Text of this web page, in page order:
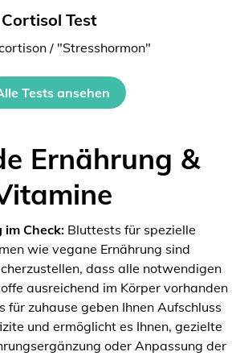
Cortisol Test
/ "Stresshormon"
Tests ansehen
Ernährung &
Check:Bluttests für spezielle
wie vegane Ernährung sind
dass alle notwendigen
ausreichend im Körper vorhanden
für zuhause geben Ihnen Aufschluss
und ermöglicht es Ihnen, gezielte
oder Anpassung der